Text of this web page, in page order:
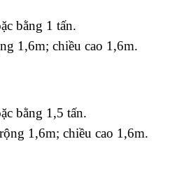
bằng 1 tấn.
1,6m; chiều cao 1,6m.
bằng 1,5 tấn.
1,6m; chiều cao 1,6m.